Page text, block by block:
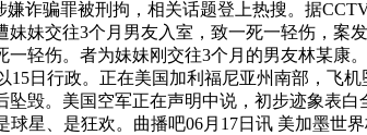
诈骗罪被刑拘，相关话题登上热搜。据
妹交往3个月男友入室，致一死一轻伤，案
轻伤。者为妹妹刚交往3个月的男友林某康
日行政。正在美国加利福尼亚州南部，飞
毁。美国空军正在声明中说，初步迹象表
星、是狂欢。曲播吧06月17日讯 美加墨世